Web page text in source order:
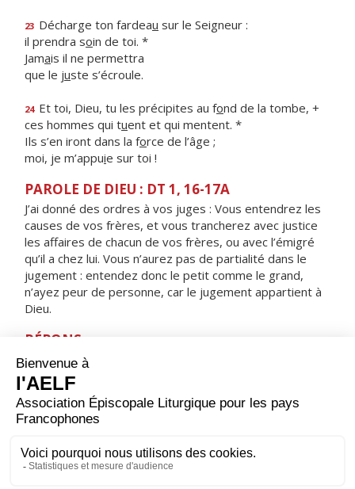
23 Décharge ton fardeau sur le Seigneur :
il prendra soin de toi. *
Jamais il ne permettra
que le juste s’écroule.
24 Et toi, Dieu, tu les précipites au fond de la tombe, +
ces hommes qui tuent et qui mentent. *
Ils s’en iront dans la force de l’âge ;
moi, je m’appuie sur toi !
PAROLE DE DIEU : DT 1, 16-17A
J’ai donné des ordres à vos juges : Vous entendrez les
causes de vos frères, et vous trancherez avec justice
les affaires de chacun de vos frères, ou avec l’émigré
qu’il a chez lui. Vous n’aurez pas de partialité dans le
jugement : entendez donc le petit comme le grand,
n’ayez peur de personne, car le jugement appartient à
Dieu.
RÉPONS
V/ Le Seigneur est juste, il aime toute justice :
Les hommes droits le verront face à face.
ORAISON
Dieu, qui as révélé au monde que les artisans de paix
cette justice qui seule peut garantir aux hommes une